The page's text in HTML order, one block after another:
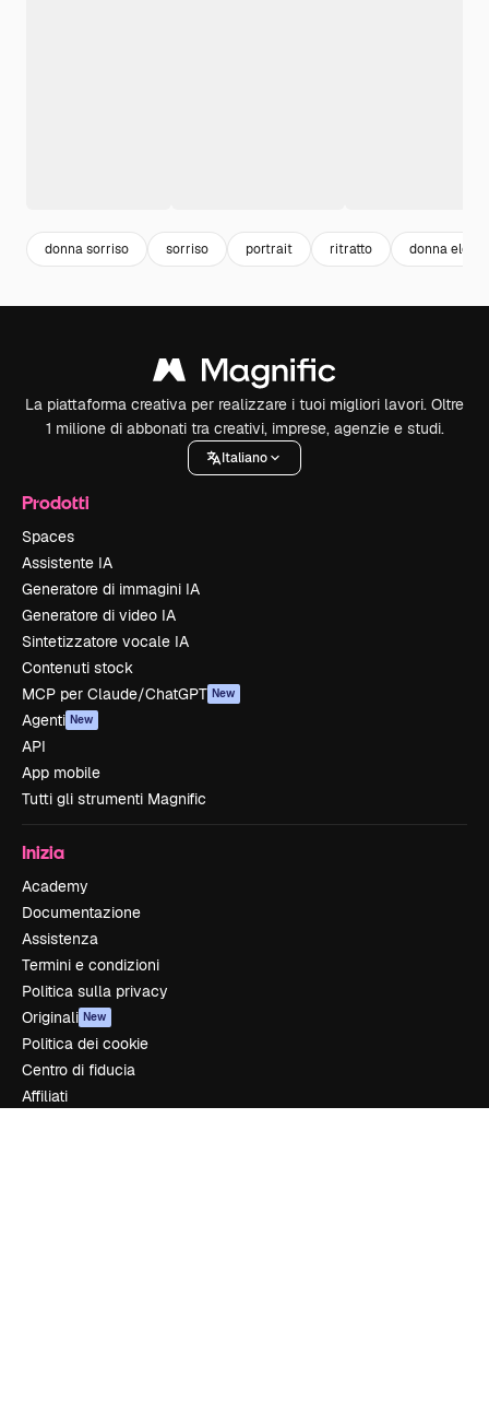
donna sorriso sorriso portrait ritratto donna
La piattaforma creativa per realizzare i tuoi migliori lavori. Oltre
1 milione di abbonati tra creativi, imprese, agenzie e studi.
Italiano
Prodotti
Spaces
Assistente IA
Generatore di immagini IA
Generatore di video IA
Sintetizzatore vocale IA
Contenuti stock
MCP per Claude/ChatGPT New
Agenti New
API
App mobile
Tutti gli strumenti Magnific
Inizia
Academy
Documentazione
Assistenza
Termini e condizioni
Politica sulla privacy
Originali New
Politica dei cookie
Centro di fiducia
Affiliati